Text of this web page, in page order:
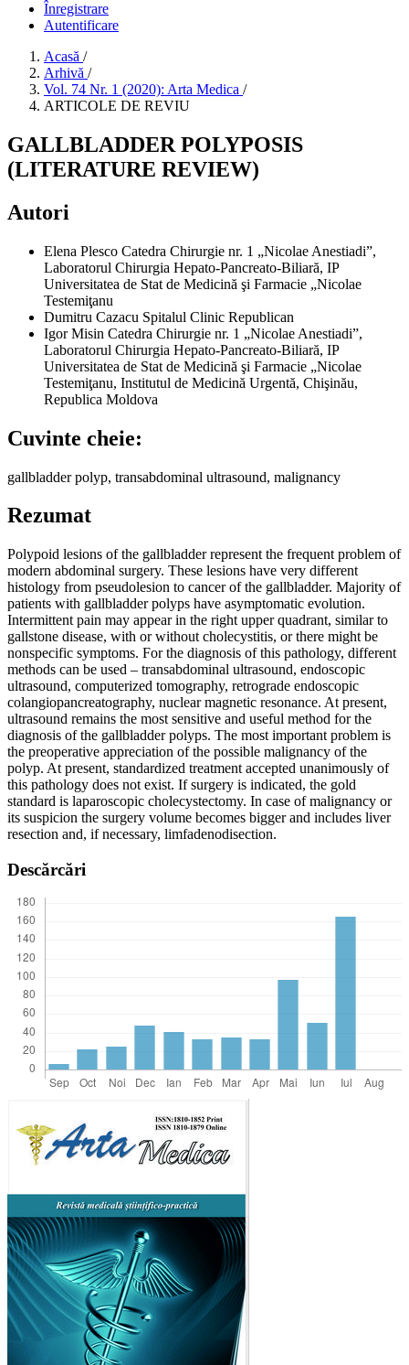
Înregistrare
Autentificare
Acasă /
Arhivă /
Vol. 74 Nr. 1 (2020): Arta Medica /
ARTICOLE DE REVIU
GALLBLADDER POLYPOSIS
(LITERATURE REVIEW)
Autori
Elena Plesco Catedra Chirurgie nr. 1 „Nicolae Anestiadi”,
Laboratorul Chirurgia Hepato-Pancreato-Biliară, IP
Universitatea de Stat de Medicină şi Farmacie „Nicolae
Testemiţanu
Dumitru Cazacu Spitalul Clinic Republican
Igor Misin Catedra Chirurgie nr. 1 „Nicolae Anestiadi”,
Laboratorul Chirurgia Hepato-Pancreato-Biliară, IP
Universitatea de Stat de Medicină şi Farmacie „Nicolae
Testemiţanu, Institutul de Medicină Urgentă, Chişinău,
Republica Moldova
Cuvinte cheie:
gallbladder polyp, transabdominal ultrasound, malignancy
Rezumat
Polypoid lesions of the gallbladder represent the frequent problem of
modern abdominal surgery. These lesions have very different
histology from pseudolesion to cancer of the gallbladder. Majority of
patients with gallbladder polyps have asymptomatic evolution.
Intermittent pain may appear in the right upper quadrant, similar to
gallstone disease, with or without cholecystitis, or there might be
nonspecific symptoms. For the diagnosis of this pathology, different
methods can be used – transabdominal ultrasound, endoscopic
ultrasound, computerized tomography, retrograde endoscopic
colangiopancreatography, nuclear magnetic resonance. At present,
ultrasound remains the most sensitive and useful method for the
diagnosis of the gallbladder polyps. The most important problem is
the preoperative appreciation of the possible malignancy of the
polyp. At present, standardized treatment accepted unanimously of
this pathology does not exist. If surgery is indicated, the gold
standard is laparoscopic cholecystectomy. In case of malignancy or
its suspicion the surgery volume becomes bigger and includes liver
resection and, if necessary, limfadenodisection.
Descărcări